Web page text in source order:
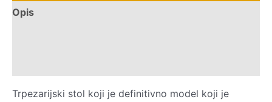
Opis
Trpezarijski stol koji je definitivno model koji je